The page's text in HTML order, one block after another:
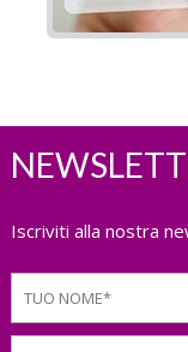
Iscriviti alla nostra